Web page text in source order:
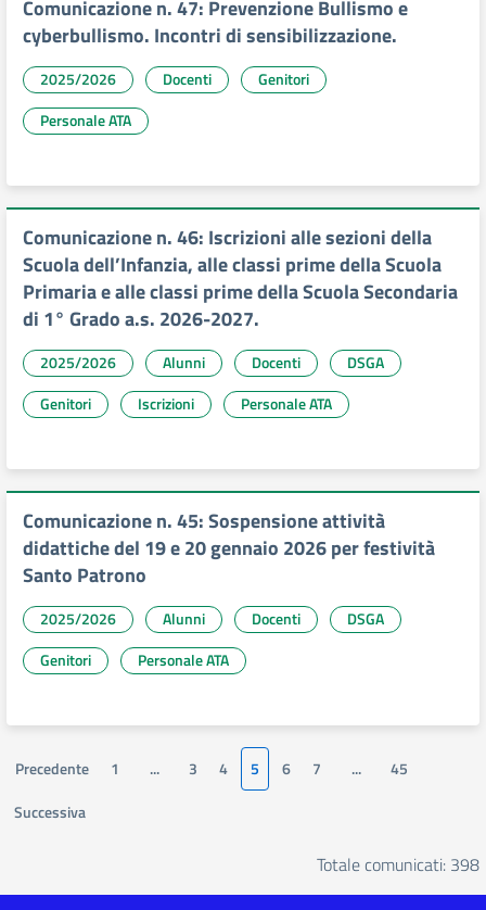
Comunicazione n. 47: Prevenzione Bullismo e
cyberbullismo. Incontri di sensibilizzazione.
2025/2026 Docenti
Genitori
Personale ATA
Comunicazione n. 46: Iscrizioni alle sezioni della
Scuola dell’Infanzia, alle classi prime della Scuola
Primaria e alle classi prime della Scuola Secondaria
di 1° Grado a.s. 2026-2027.
2025/2026 Alunni Docenti
DSGA
Genitori
Iscrizioni Personale ATA
Comunicazione n. 45: Sospensione attività
didattiche del 19 e 20 gennaio 2026 per festività
Santo Patrono
2025/2026 Alunni Docenti
DSGA
Genitori
Personale ATA
Precedente 1 ... 3 4 5 6 7 ...
45
Successiva
Totale comunicati: 398